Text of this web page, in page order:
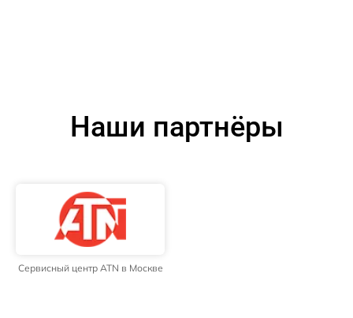
Наши партнёры
Сервисный центр ATN в Москве